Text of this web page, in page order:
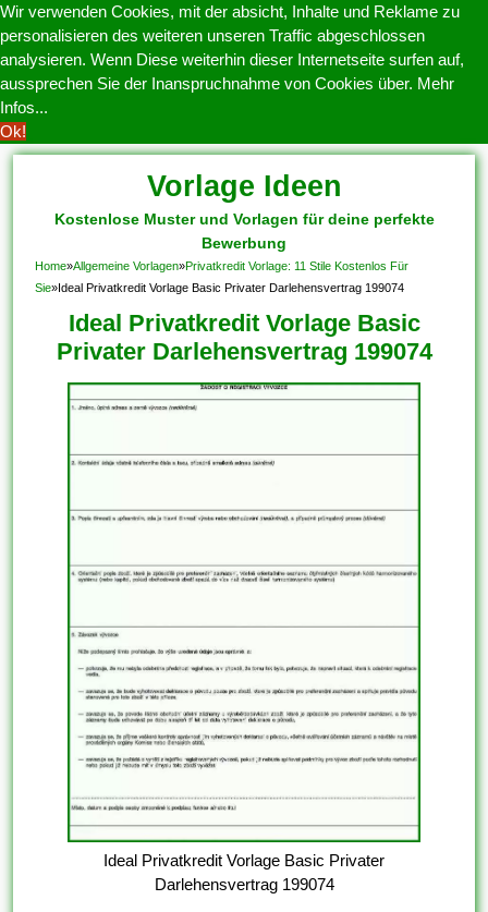
Wir verwenden Cookies, mit der absicht, Inhalte und Reklame zu
personalisieren des weiteren unseren Traffic abgeschlossen
analysieren. Wenn Diese weiterhin dieser Internetseite surfen auf,
aussprechen Sie der Inanspruchnahme von Cookies über. Mehr
Infos...
Ok!
Vorlage Ideen
Kostenlose Muster und Vorlagen für deine perfekte
Bewerbung
Home»Allgemeine Vorlagen»Privatkredit Vorlage: 11 Stile Kostenlos Für
Sie»Ideal Privatkredit Vorlage Basic Privater Darlehensvertrag 199074
Ideal Privatkredit Vorlage Basic
Privater Darlehensvertrag 199074
Ideal Privatkredit Vorlage Basic Privater
Darlehensvertrag 199074